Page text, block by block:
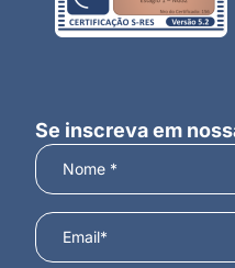
Se inscreva em